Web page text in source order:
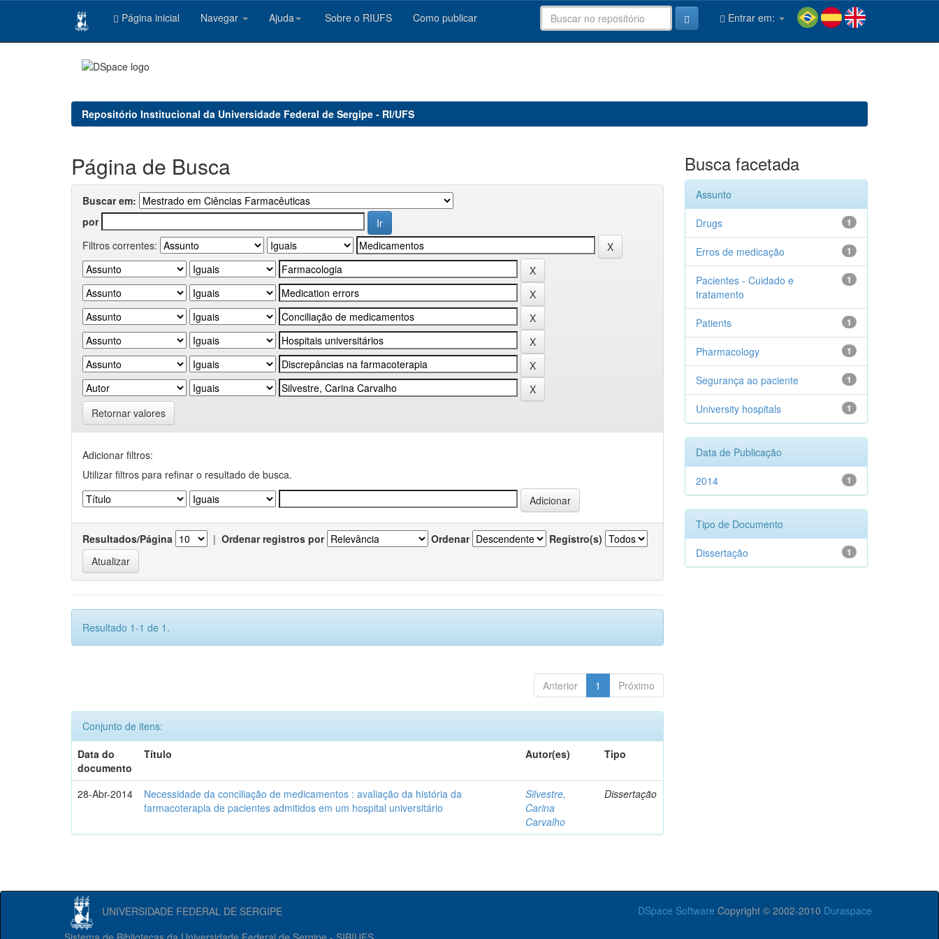
Página inicial Navegar Ajuda Sobre o RIUFS Como publicar Entrar em:
Repositório Institucional da Universidade Federal de Sergipe - RI/UFS
Página de Busca
Buscar em:
por
Filtros correntes:
Retornar valores
Adicionar filtros:
Utilizar filtros para refinar o resultado de busca.
Resultados/Página | Ordenar registros por Ordenar Registro(s)
Resultado 1-1 de 1.
Anterior 1 Próximo
Conjunto de itens:
Data do
documento
Título Autor(es) Tipo
28-Abr-2014
Necessidade da conciliação de medicamentos : avaliação da história da
farmacoterapia de pacientes admitidos em um hospital universitário
Silvestre,
Carina
Carvalho
Dissertação
Busca facetada
Assunto
1
Drugs
1
Erros de medicação
1
Pacientes - Cuidado e
tratamento
1
Patients
1
Pharmacology
1
Segurança ao paciente
1
University hospitals
Data de Publicação
1
2014
Tipo de Documento
1
Dissertação
UNIVERSIDADE FEDERAL DE SERGIPE DSpace Software Copyright © 2002-2010 Duraspace